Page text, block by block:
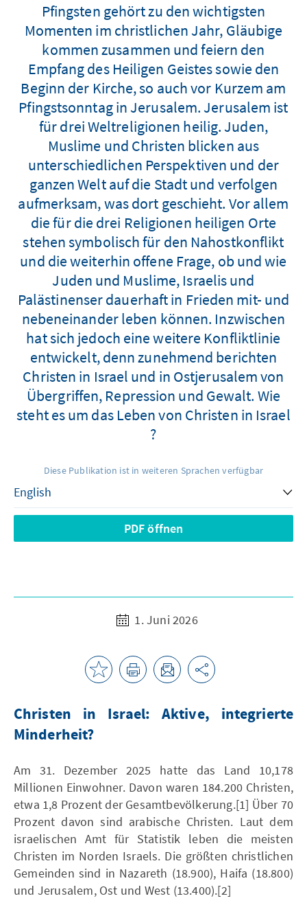
Pfingsten gehört zu den wichtigsten
Momenten im christlichen Jahr, Gläubige
kommen zusammen und feiern den
Empfang des Heiligen Geistes sowie den
Beginn der Kirche, so auch vor Kurzem am
Pfingstsonntag in Jerusalem. Jerusalem ist
für drei Weltreligionen heilig. Juden,
Muslime und Christen blicken aus
unterschiedlichen Perspektiven und der
ganzen Welt auf die Stadt und verfolgen
aufmerksam, was dort geschieht. Vor allem
die für die drei Religionen heiligen Orte
stehen symbolisch für den Nahostkonflikt
und die weiterhin offene Frage, ob und wie
Juden und Muslime, Israelis und
Palästinenser dauerhaft in Frieden mit- und
nebeneinander leben können. Inzwischen
hat sich jedoch eine weitere Konfliktlinie
entwickelt, denn zunehmend berichten
Christen in Israel und in Ostjerusalem von
Übergriffen, Repression und Gewalt. Wie
steht es um das Leben von Christen in Israel
?
Diese Publikation ist in weiteren Sprachen verfügbar
PDF öffnen
1. Juni 2026
Christen in Israel: Aktive, integrierte
Minderheit?
Am 31. Dezember 2025 hatte das Land 10,178
Millionen Einwohner. Davon waren 184.200 Christen,
etwa 1,8 Prozent der Gesamtbevölkerung.[1] Über 70
Prozent davon sind arabische Christen. Laut dem
israelischen Amt für Statistik leben die meisten
Christen im Norden Israels. Die größten christlichen
Gemeinden sind in Nazareth (18.900), Haifa (18.800)
und Jerusalem, Ost und West (13.400).[2]